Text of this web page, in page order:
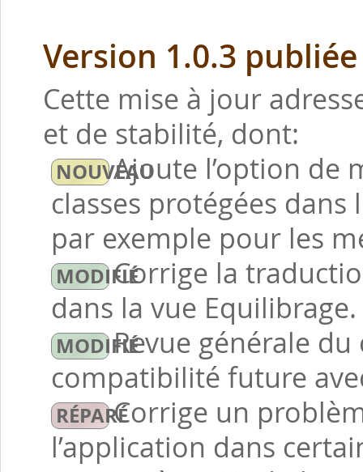
Version 1.0.3
Cette mise à jour
et de stabilité, dont:
Ajoute l’option de
classes protégées
par exemple pour les
Corrige la
dans la vue Equilibrage.
Revue générale
compatibilité future
Corrige un
l’application dans